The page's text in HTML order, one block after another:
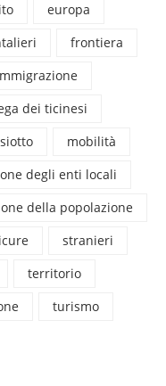
europa
frontiera
dei ticinesi
mobilità
degli enti locali
della popolazione
stranieri
territorio
turismo